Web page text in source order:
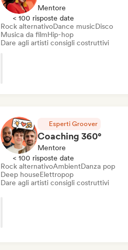
Mentore
< 100 risposte date
Rock alternativoDance musicDisco
Musica da filmHip-hop
Dare agli artisti consigli costruttivi
Esperti Groover
Coaching 360°
Mentore
< 100 risposte date
Rock alternativoAmbientDanza pop
Deep houseElettropop
Dare agli artisti consigli costruttivi